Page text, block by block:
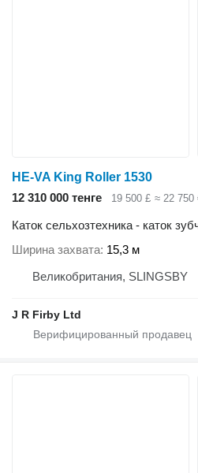
HE-VA King Roller 1530
12 310 000 тенге
19 500 £ ≈ 22 750
Каток сельхозтехника - каток
Ширина захвата 15,3 м
Великобритания, SLINGSBY
J R Firby Ltd